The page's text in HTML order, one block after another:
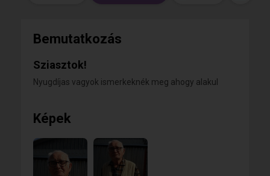
Bemutatkozás
Sziasztok!
Nyugdíjas vagyok ismerkeknék meg ahogy alakul
Képek